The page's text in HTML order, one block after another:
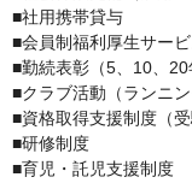
■社⽤携帯貸与
■会員制福利厚⽣サービ
■勤続表彰（5、10、20
■クラブ活動（ランニ
■資格取得⽀援制度（受
■研修制度
■育児・託児⽀援制度